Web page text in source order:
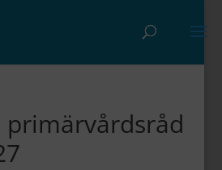
primärvårdsråd